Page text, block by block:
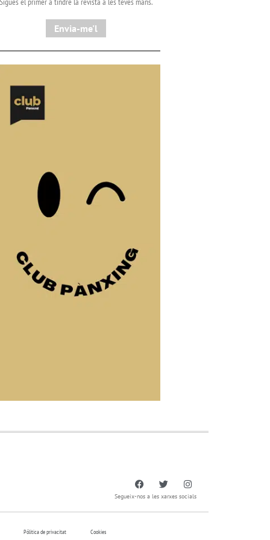
Envia-me'l
Segueix-nos a les xarxes socials
Pólitica de privacitat Cookies